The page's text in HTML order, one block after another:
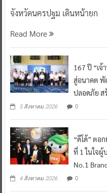
จังหวัดนครปฐม เดินหน้ายก
Read More
167 ปี “เ
สู่อนาคต พั
ปลอดภัย ส
5 สิงหาคม 2026 0
“ดีโด้” ตอ
ที่ 1 ในใจผู้
No.1
4 สิงหาคม 2026 0